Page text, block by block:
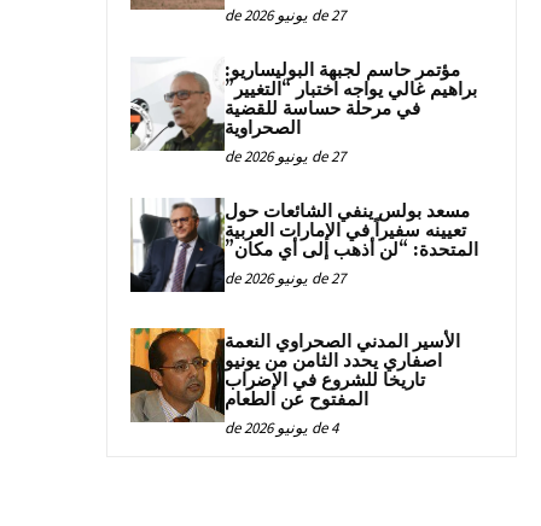
27 de يونيو de 2026
مؤتمر حاسم لجبهة البوليساريو:
براهيم غالي يواجه اختبار “التغيير”
في مرحلة حساسة للقضية
الصحراوية
27 de يونيو de 2026
مسعد بولس ينفي الشائعات حول
تعيينه سفيراً في الإمارات العربية
المتحدة: “لن أذهب إلى أي مكان”
27 de يونيو de 2026
الأسير المدني الصحراوي النعمة
اصفاري يحدد الثامن من يونيو
تاريخا للشروع في الإضراب
المفتوح عن الطعام
4 de يونيو de 2026